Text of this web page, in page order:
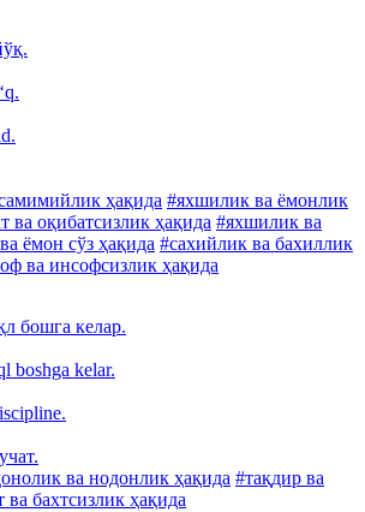
ҳақида #яхшилик ва ёмонлик
ва оқибатсизлик ҳақида #яхшилик ва
ёмон сўз ҳақида #сахийлик ва бахиллик
ва инсофсизлик ҳақида
бошга келар.
boshga kelar.
ва нодонлик ҳақида #тақдир ва
ва бахтсизлик ҳақида